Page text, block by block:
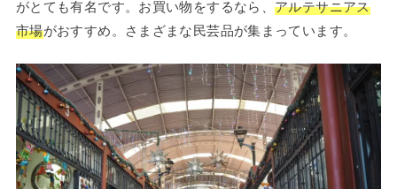
がとても有名です。お買い物をするなら、アルテサニアス
市場がおすすめ。さまざまな民芸品が集まっています。